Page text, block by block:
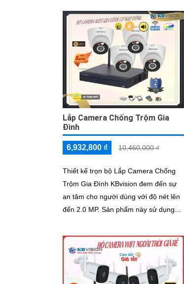
Lắp Camera Chống Trộm Gia
Đình
6,932,800 ₫ 10,460,000 ₫
Thiết kế trọn bộ Lắp Camera Chống
Trộm Gia Đình KBvision đem đến sự
an tâm cho người dùng với độ nét lên
đến 2.0 MP. Sản phẩm này sử dụng
từng...